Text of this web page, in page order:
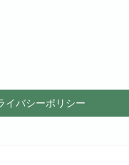
イバシーポリシー